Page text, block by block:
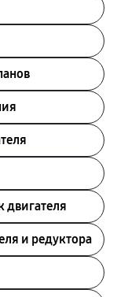
двигателя
и редуктора